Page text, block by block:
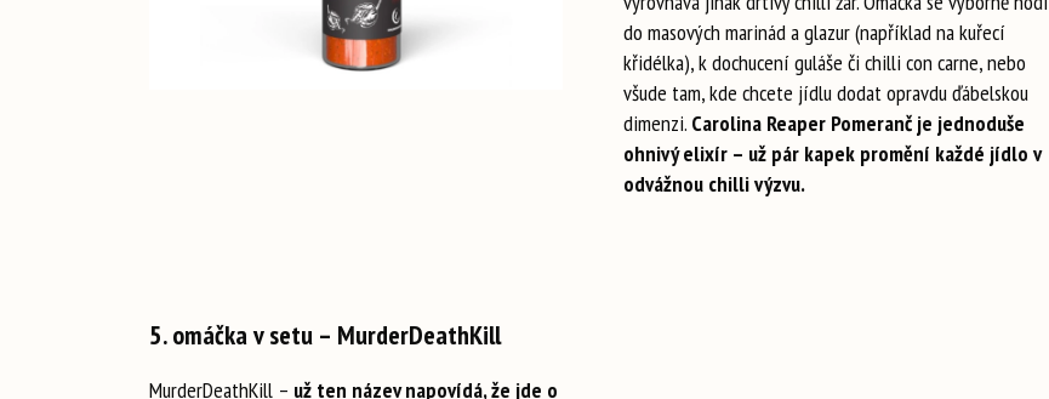
do masových marinád a glazur (například na kuřecí
křidélka), k dochucení guláše či chilli con carne, nebo
všude tam, kde chcete jídlu dodat opravdu ďábelskou
dimenzi. Carolina Reaper Pomeranč je jednoduše
ohnivý elixír – už pár kapek promění každé jídlo v
odvážnou chilli výzvu.
5. omáčka v setu – MurderDeathKill
MurderDeathKill – už ten název napovídá, že jde o